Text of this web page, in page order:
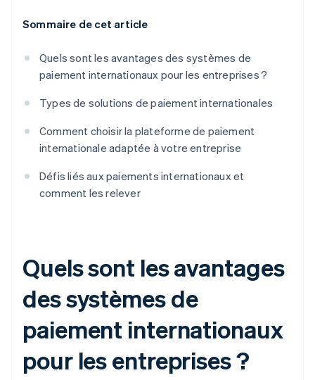
Sommaire de cet article
Quels sont les avantages des systèmes de
paiement internationaux pour les entreprises ?
Types de solutions de paiement internationales
Comment choisir la plateforme de paiement
internationale adaptée à votre entreprise
Défis liés aux paiements internationaux et
comment les relever
Quels sont les avantages
des systèmes de
paiement internationaux
pour les entreprises ?